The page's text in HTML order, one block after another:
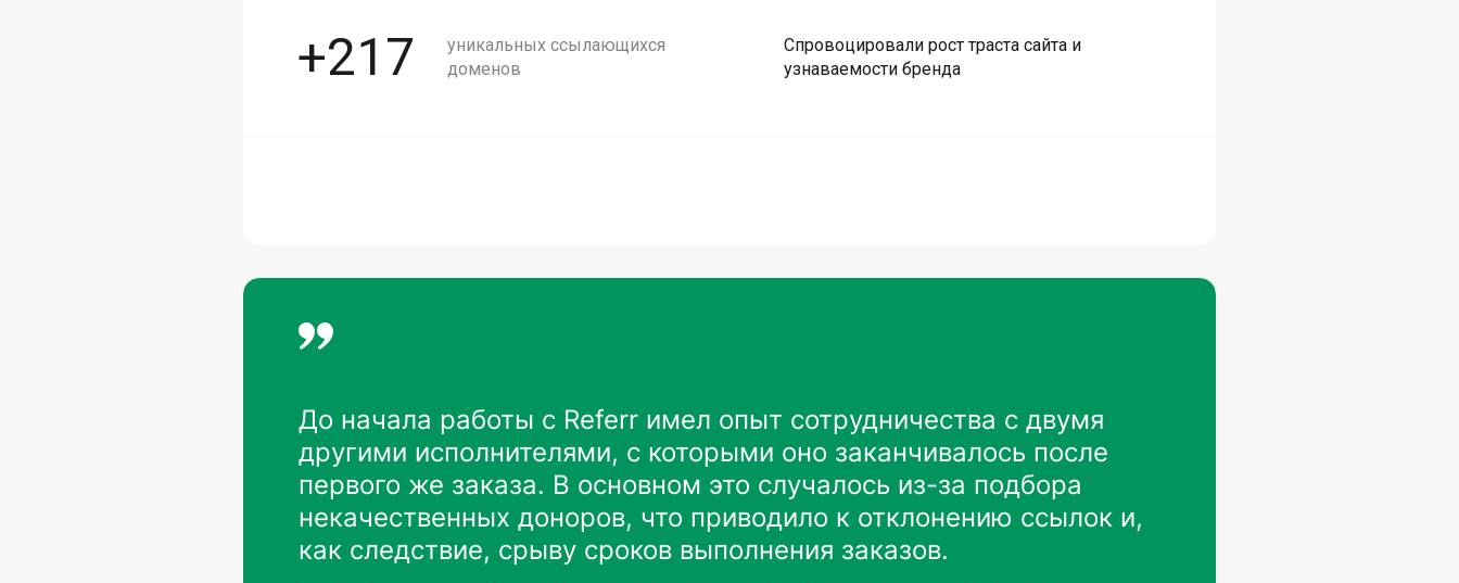
+217
уникальных ссылающихся
доменов
Спровоцировали рост траста сайта и
узнаваемости бренда
До начала работы с Referr имел опыт сотрудничества с двумя
другими исполнителями, с которыми оно заканчивалось после
первого же заказа. В основном это случалось из-за подбора
некачественных доноров, что приводило к отклонению ссылок и,
как следствие, срыву сроков выполнения заказов.